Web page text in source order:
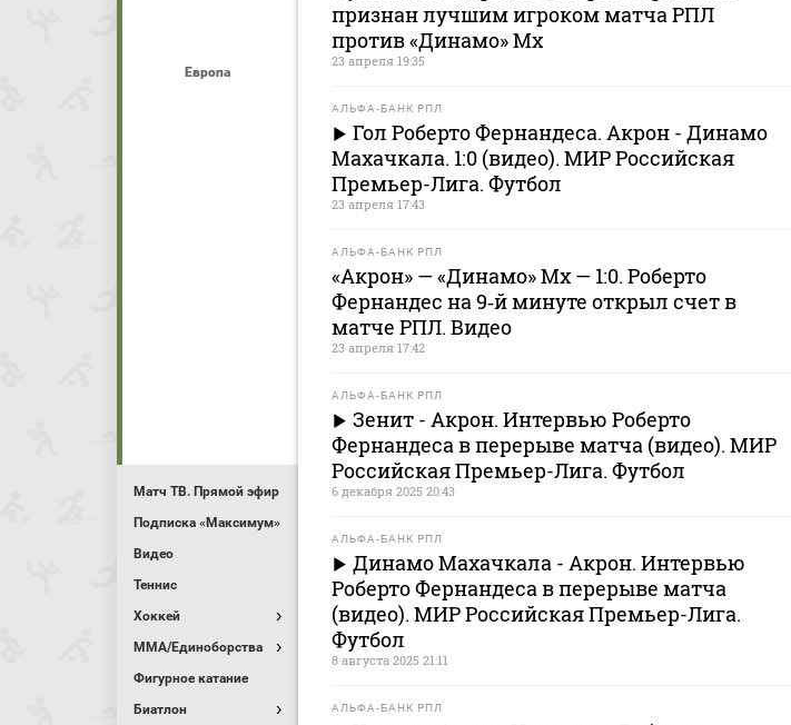
Европа
Матч ТВ. Прямой эфир
Подписка «Максимум»
Видео
Теннис
Хоккей
MMA/Единоборства
Фигурное катание
Биатлон
признан лучшим игроком матча РПЛ
против «Динамо» Мх
23 апреля 19:35
АЛЬФА-БАНК РПЛ
Гол Роберто Фернандеса. Акрон - Динамо
Махачкала. 1:0 (видео). МИР Российская
Премьер-Лига. Футбол
23 апреля 17:43
АЛЬФА-БАНК РПЛ
«Акрон» — «Динамо» Мх — 1:0. Роберто
Фернандес на 9‑й минуте открыл счет в
матче РПЛ. Видео
23 апреля 17:42
АЛЬФА-БАНК РПЛ
Зенит - Акрон. Интервью Роберто
Фернандеса в перерыве матча (видео). МИР
Российская Премьер-Лига. Футбол
6 декабря 2025 20:43
АЛЬФА-БАНК РПЛ
Динамо Махачкала - Акрон. Интервью
Роберто Фернандеса в перерыве матча
(видео). МИР Российская Премьер-Лига.
Футбол
8 августа 2025 21:11
АЛЬФА-БАНК РПЛ